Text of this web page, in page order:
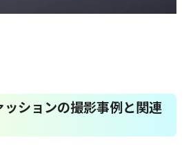
ッションの撮影事例と関連